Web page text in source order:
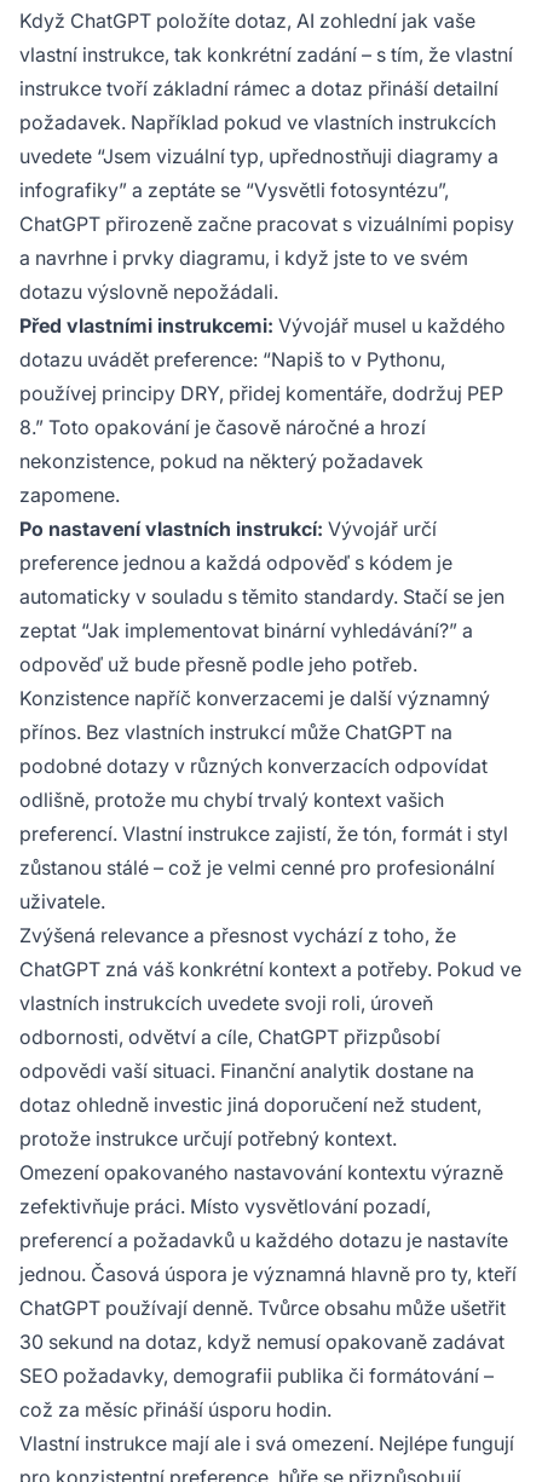
Když ChatGPT položíte dotaz, AI zohlední jak vaše
vlastní instrukce, tak konkrétní zadání – s tím, že vlastní
instrukce tvoří základní rámec a dotaz přináší detailní
požadavek. Například pokud ve vlastních instrukcích
uvedete “Jsem vizuální typ, upřednostňuji diagramy a
infografiky” a zeptáte se “Vysvětli fotosyntézu”,
ChatGPT přirozeně začne pracovat s vizuálními popisy
a navrhne i prvky diagramu, i když jste to ve svém
dotazu výslovně nepožádali.
Před vlastními instrukcemi: Vývojář musel u každého
dotazu uvádět preference: “Napiš to v Pythonu,
používej principy DRY, přidej komentáře, dodržuj PEP
8.” Toto opakování je časově náročné a hrozí
nekonzistence, pokud na některý požadavek
zapomene.
Po nastavení vlastních instrukcí: Vývojář určí
preference jednou a každá odpověď s kódem je
automaticky v souladu s těmito standardy. Stačí se jen
zeptat “Jak implementovat binární vyhledávání?” a
odpověď už bude přesně podle jeho potřeb.
Konzistence napříč konverzacemi je další významný
přínos. Bez vlastních instrukcí může ChatGPT na
podobné dotazy v různých konverzacích odpovídat
odlišně, protože mu chybí trvalý kontext vašich
preferencí. Vlastní instrukce zajistí, že tón, formát i styl
zůstanou stálé – což je velmi cenné pro profesionální
uživatele.
Zvýšená relevance a přesnost vychází z toho, že
ChatGPT zná váš konkrétní kontext a potřeby. Pokud ve
vlastních instrukcích uvedete svoji roli, úroveň
odbornosti, odvětví a cíle, ChatGPT přizpůsobí
odpovědi vaší situaci. Finanční analytik dostane na
dotaz ohledně investic jiná doporučení než student,
protože instrukce určují potřebný kontext.
Omezení opakovaného nastavování kontextu výrazně
zefektivňuje práci. Místo vysvětlování pozadí,
preferencí a požadavků u každého dotazu je nastavíte
jednou. Časová úspora je významná hlavně pro ty, kteří
ChatGPT používají denně. Tvůrce obsahu může ušetřit
30 sekund na dotaz, když nemusí opakovaně zadávat
SEO požadavky, demografii publika či formátování –
což za měsíc přináší úsporu hodin.
Vlastní instrukce mají ale i svá omezení. Nejlépe fungují
pro konzistentní preference, hůře se přizpůsobují